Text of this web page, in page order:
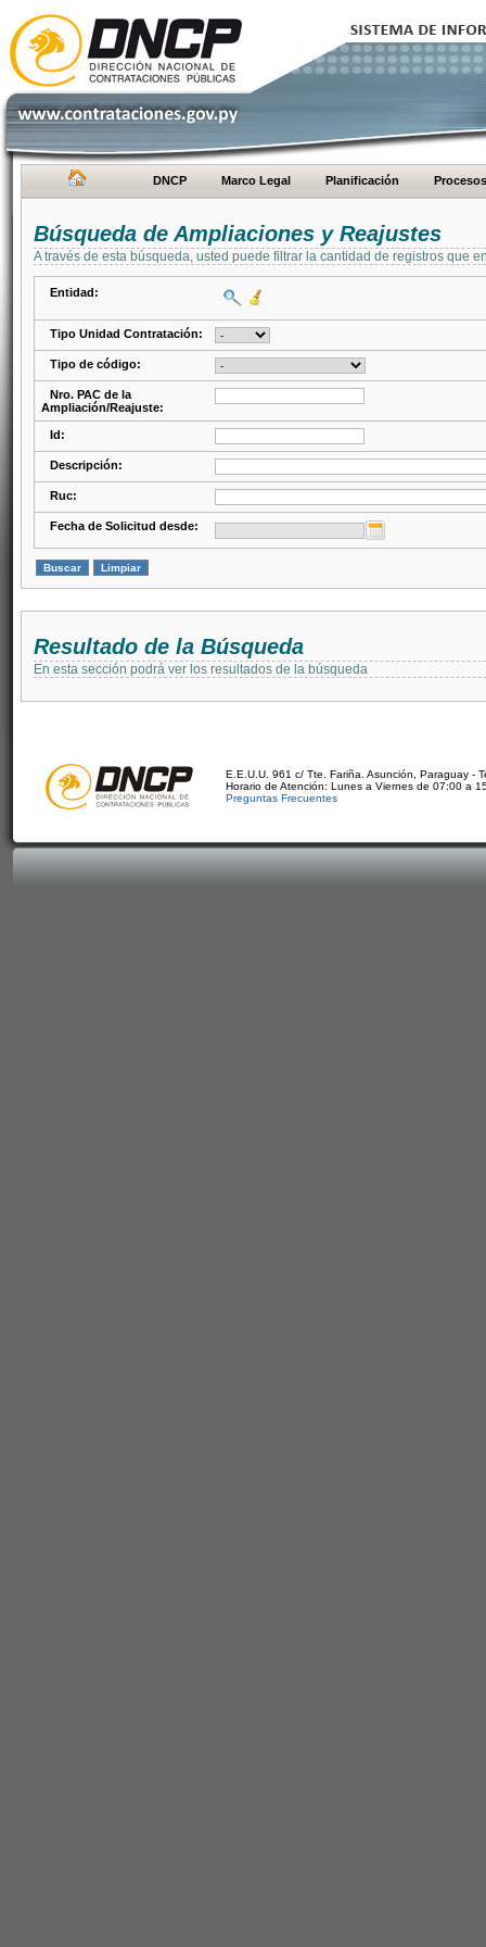
DNCP Marco Legal Planificación Procesos
Búsqueda de Ampliaciones y Reajustes
A través de esta búsqueda, usted puede filtrar la cantidad de registros que
Entidad:
Tipo Unidad Contratación:
Tipo de código:
Nro. PAC de la
Ampliación/Reajuste:
Id:
Descripción:
Ruc:
Fecha de Solicitud desde:
Resultado de la Búsqueda
En esta sección podrá ver los resultados de la búsqueda
E.E.U.U. 961 c/ Tte. Fariña. Asunción, Paraguay -
Horario de Atención: Lunes a Viernes de 07:00 a
Preguntas Frecuentes